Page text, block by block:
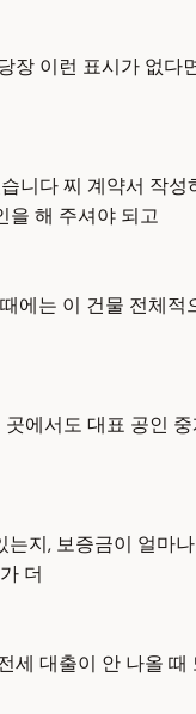
이런 표시가 없
니다 찌 계약서 작
을 해 주셔야 되고
에는 이 건물 전체
에서도 대표 공인
지, 보증금이 얼마
더
대출이 안 나올